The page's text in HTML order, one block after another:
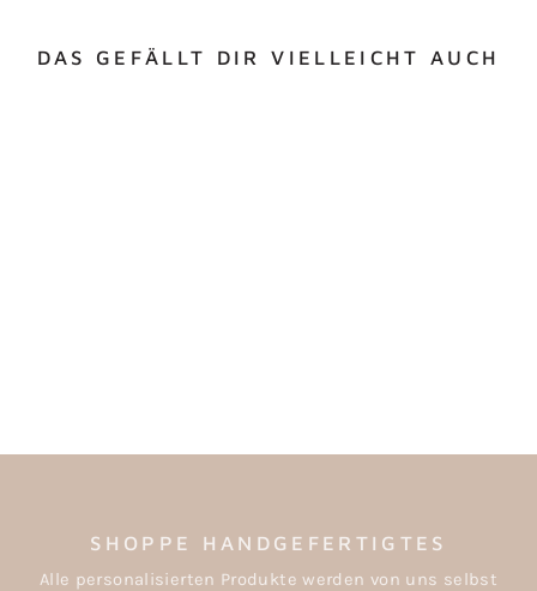
DAS GEFÄLLT DIR VIELLEICHT AUCH
SHOPPE HANDGEFERTIGTES
Alle personalisierten Produkte werden von uns selbst